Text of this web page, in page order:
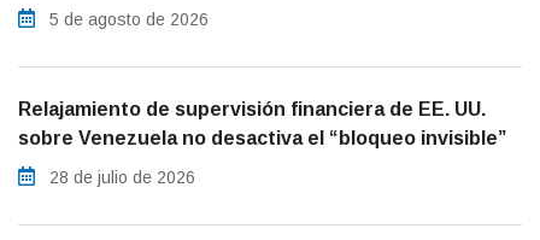
5 de agosto de 2026
Relajamiento de supervisión financiera de EE. UU.
sobre Venezuela no desactiva el “bloqueo invisible”
28 de julio de 2026